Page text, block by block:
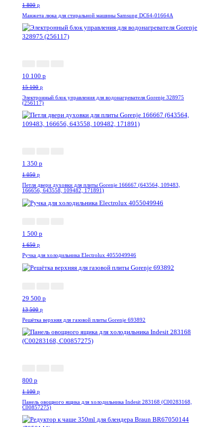
1 800 p
Манжета люка для стиральной машины Samsung DC64-01664A
10 100 p
15 100 p
Электронный блок управления для водонагревателя Gorenje 328975
(256117)
1 350 p
1 050 p
Петля двери духовки для плиты Gorenje 166667 (643564, 109483,
166656, 643558, 109482, 171891)
1 500 p
1 650 p
Ручка для холодильника Electrolux 4055049946
29 500 p
13 500 p
Решётка верхняя для газовой плиты Gorenje 693892
800 p
1 100 p
Панель овощного ящика для холодильника Indesit 283168 (C00283168,
C00857275)